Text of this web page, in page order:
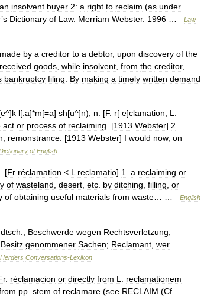
an insolvent buyer 2: a right to reclaim (as under
’s Dictionary of Law. Merriam Webster. 1996
Law
made by a creditor to a debtor, upon discovery of the
received goods while insolvent from the creditor,
bankruptcy filing By making a timely written demand
e^]k l[. a]*m[=a] sh[u^]n), n . [F. r[ e]clamation L
act or process of reclaiming . [1913 Webster] 2
; remonstrance . [1913 Webster] I would now, on
of English
. [Fr réclamation < L reclamatio] 1 a reclaiming or
of wasteland desert etc by ditching filling or
of obtaining useful materials from waste
English
dtsch Beschwerde wegen Rechtsverletzung;
Besitz genommener Sachen; Reclamant wer
Herders Conversations-Lexikon
. réclamacion or directly from L
reclamationem
pp stem of reclamare (see RECLAIM (Cf